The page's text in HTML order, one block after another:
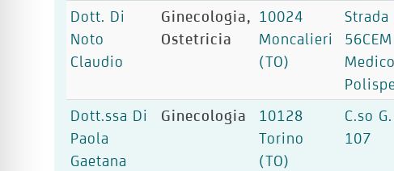
Dott. Di
Noto
Claudio
Ginecologia,
Ostetricia
10024
Moncalieri
(TO)
Strada
Medico
Dott.ssa Di
Paola
Gaetana
Ginecologia
10128
Torino
(TO)
C.so
107